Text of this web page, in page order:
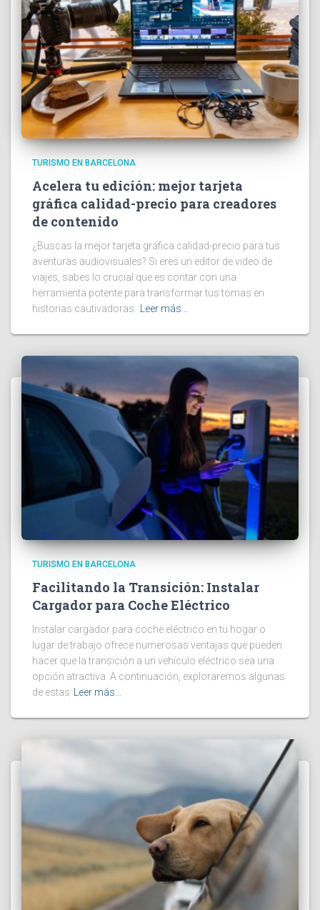
TURISMO EN BARCELONA
Acelera tu edición: mejor tarjeta
gráfica calidad-precio para creadores
de contenido
¿Buscas la mejor tarjeta gráfica calidad-precio para tus
aventuras audiovisuales? Si eres un editor de video de
viajes, sabes lo crucial que es contar con una
herramienta potente para transformar tus tomas en
historias cautivadoras.
Leer más…
TURISMO EN BARCELONA
Facilitando la Transición: Instalar
Cargador para Coche Eléctrico
Instalar cargador para coche eléctrico en tu hogar o
lugar de trabajo ofrece numerosas ventajas que pueden
hacer que la transición a un vehículo eléctrico sea una
opción atractiva. A continuación, exploraremos algunas
de estas Leer más…